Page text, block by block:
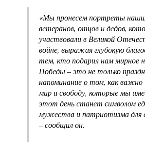
«Мы пронесем портреты
ветеранов, отцов и дедов,
участвовали в Великой
войне, выражая глубокую
тем, кто подарил нам мирное
Победы – это не только
напоминание о том, как важно
мир и свободу, которые мы
этот день станет символом
мужества и патриотизма для
– сообщил он.